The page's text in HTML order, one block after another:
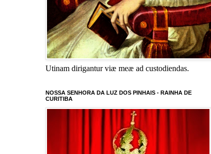
Utinam dirigantur viæ meæ ad custodiendas.
NOSSA SENHORA DA LUZ DOS PINHAIS - RAINHA DE
CURITIBA